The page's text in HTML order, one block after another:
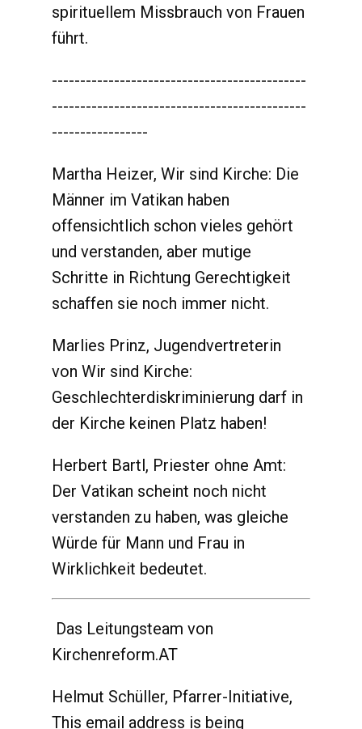
spirituellem Missbrauch von Frauen
führt.
---------------------------------------------
---------------------------------------------
-----------------
Martha Heizer, Wir sind Kirche: Die
Männer im Vatikan haben
offensichtlich schon vieles gehört
und verstanden, aber mutige
Schritte in Richtung Gerechtigkeit
schaffen sie noch immer nicht.
Marlies Prinz, Jugendvertreterin
von Wir sind Kirche:
Geschlechterdiskriminierung darf in
der Kirche keinen Platz haben!
Herbert Bartl, Priester ohne Amt:
Der Vatikan scheint noch nicht
verstanden zu haben, was gleiche
Würde für Mann und Frau in
Wirklichkeit bedeutet.
Das Leitungsteam von
Kirchenreform.AT
Helmut Schüller, Pfarrer-Initiative,
This email address is being